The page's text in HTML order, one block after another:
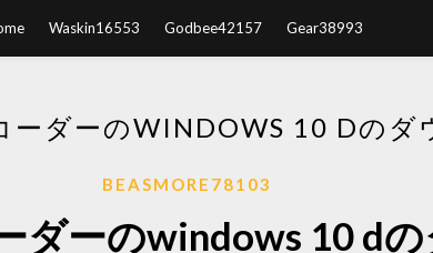
Waskin16553 Godbee42157 Gear38993
ーダーのWINDOWS 10 Dのダ
BEASMORE78103
ダーのwindows 10 d